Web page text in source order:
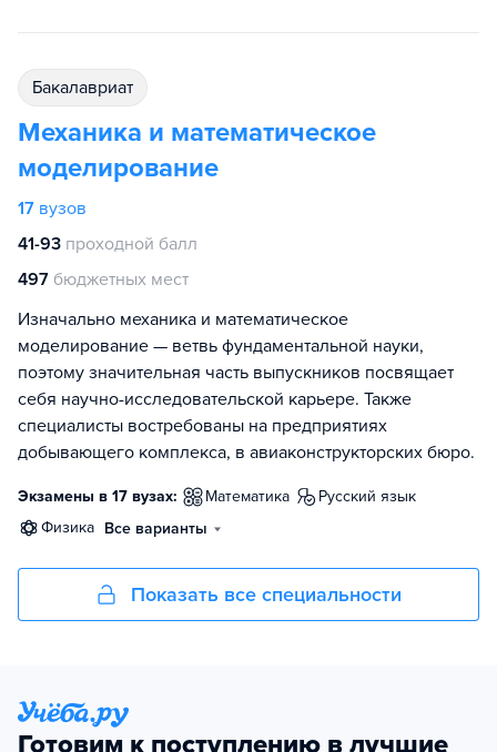
бакалавриат
Механика и математическое
моделирование
17 вузов
41-93 проходной балл
497 бюджетных мест
Изначально механика и математическое
моделирование — ветвь фундаментальной науки,
поэтому значительная часть выпускников посвящает
себя научно-исследовательской карьере. Также
специалисты востребованы на предприятиях
добывающего комплекса, в авиаконструкторских бюро.
Экзамены в 17 вузах: математика
русский язык
физика Все варианты
Показать все специальности
Готовим к поступлению в лучшие